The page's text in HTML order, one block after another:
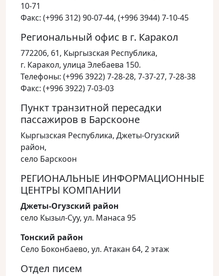
10-71
Факс: (+996 312) 90-07-44, (+996 3944) 7-10-45
Региональный офис в г. Каракол
772206, 61, Кыргызская Республика,
г. Каракол, улица Элебаева 150.
Телефоны: (+996 3922) 7-28-28, 7-37-27, 7-28-38
Факс: (+996 3922) 7-03-03
Пункт транзитной пересадки
пассажиров в Барскооне
Кыргызская Республика, Джеты-Огузский
район,
село Барскоон
РЕГИОНАЛЬНЫЕ ИНФОРМАЦИОННЫЕ
ЦЕНТРЫ КОМПАНИИ
Джеты-Огузский район
село Кызыл-Суу, ул. Манаса 95
Тонский район
Село Боконбаево, ул. Атакан 64, 2 этаж
Отдел писем